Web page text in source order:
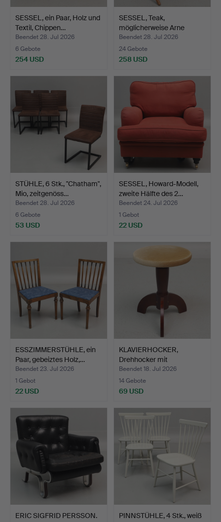
SESSEL, ein Paar, Holz und
Textil, Chippen…
Beendet 28. Jul 2026
6 Gebote
254 USD
SESSEL, Teak,
möglicherweise Arne
Hovmand-…
Beendet 28. Jul 2026
24 Gebote
258 USD
STÜHLE, 6 Stk., "Chatham",
Mio, zeitgenöss…
Beendet 28. Jul 2026
6 Gebote
53 USD
SESSEL, Howard-Modell,
zweite Hälfte des 2…
Beendet 24. Jul 2026
1 Gebot
22 USD
ESSZIMMERSTÜHLE, ein
Paar, gebeiztes Holz,…
Beendet 23. Jul 2026
1 Gebot
22 USD
KLAVIERHOCKER,
Drehhocker mit
Plüschpolste…
Beendet 18. Jul 2026
14 Gebote
69 USD
ERIC SIGFRID PERSSON.
PINNSTÜHLE, 4 Stk., weiß